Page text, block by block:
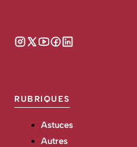
RUBRIQUES
Astuces
Autres